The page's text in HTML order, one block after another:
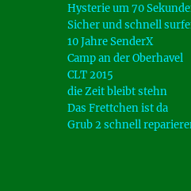
Hysterie um 70
Sicher und schnell
10 Jahre SenderX
Camp an der Oberhavel
CLT 2015
die Zeit bleibt stehn
Das Frettchen ist da
Grub 2 schnell